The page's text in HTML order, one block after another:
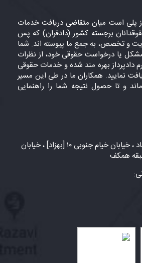
پلی است میان متقاضی دریافت خدمات
برجسته کشور (دادفران) که پس
و تخصص، به جمع ما پیوسته اند. شما
مشکل یا درخواست حقوقی خود، از نظرات
دادپرداز بهره مند شده و خدمات حقوقی
نمایید. همکاران ما در طی این مسیر
و تا حصول نتیجه شما را راهنمایی
شهر مشهد، بلوار سجاد ، خیابان خیام جنوبی ۱۰ [بهزاد] ، خیابان